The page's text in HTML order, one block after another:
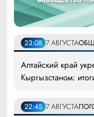
23:08 7 АВГУСТА
Алтайский край
Кыргызстаном:
22:45 7 АВГУСТА